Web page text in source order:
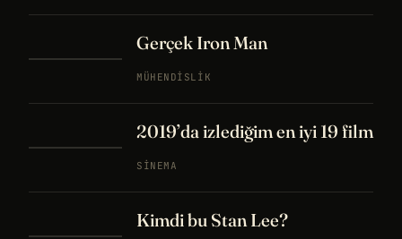
Gerçek Iron Man
MÜHENDISLIK
2019’da izlediğim en iyi 19 film
SINEMA
Kimdi bu Stan Lee?